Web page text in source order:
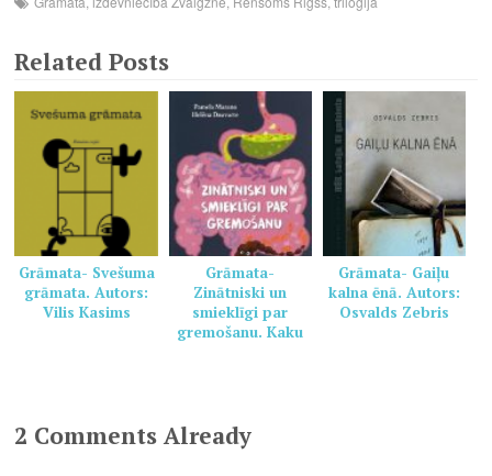
Related Posts
Grāmata- Svešuma
grāmata. Autors:
Vilis Kasims
Grāmata-
Zinātniski un
smieklīgi par
gremošanu. Kaku
Grāmata- Gaiļu
kalna ēnā. Autors:
Osvalds Zebris
2 Comments Already